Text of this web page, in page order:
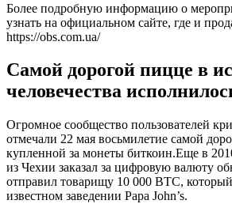
Более подробную информацию о
узнать на официальном сайте, где и
https://obs.com.ua/
Самой дорогой пицце в
человечества
Огромное сообщество пользователей
отмечали 22 мая восьмилетие самой
купленной за монеты биткоин.Еще в
из Чехии заказал за цифровую валюту
отправил товарищу 10 000 BTC,
известном заведении Papa John’s.